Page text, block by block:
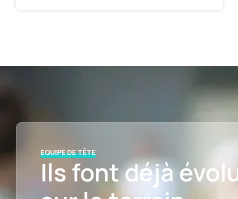
EQUIPE DE TÊTE
Ils font déjà